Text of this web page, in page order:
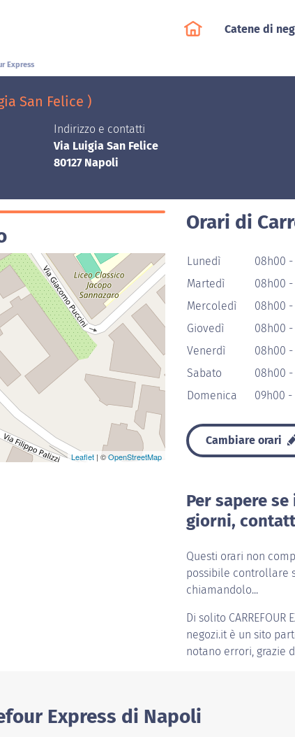
Catene di
Express
San Felice )
Indirizzo e contatti
Via Luigia San Felice
80127 Napoli
Leaflet | ©OpenStreetMap
Orari di
Lunedì
08h00
Martedì
08h00
Mercoledì
08h00
Giovedì
08h00
Venerdì
08h00
Sabato
08h00
Domenica
09h00 -
Cambiare orari
Per sapere
giorni,
Questi orari non
possibile controllare
chiamandolo...
Di solito CARREFOUR
negozi.it è un sito
notano errori, grazie
Express di Napoli